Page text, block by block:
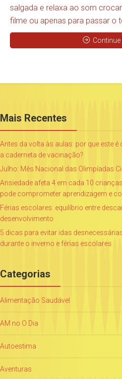
salgada e relaxa ao som
filme ou apenas para passar o
Continue
Mais Recentes
Antes da volta às aulas: por que este
a caderneta de vacinação?
Julho: Mês Nacional das Olimpíadas
Ansiedade afeta 4 em cada 10
pode comprometer aprendizagem e
Férias escolares: equilíbrio entre
desenvolvimento
5 dicas para evitar idas
durante o inverno e férias escolares
Categorias
Alimentação Saudável
AM no O Dia
Autoestima
Aventuras